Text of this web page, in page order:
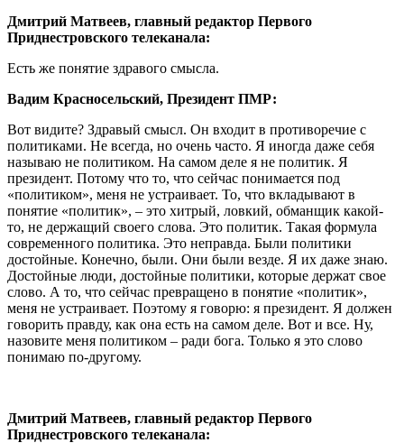
Дмитрий Матвеев, главный редактор Первого
Приднестровского телеканала:
Есть же понятие здравого смысла.
Вадим Красносельский, Президент ПМР:
Вот видите? Здравый смысл. Он входит в противоречие с
политиками. Не всегда, но очень часто. Я иногда даже себя
называю не политиком. На самом деле я не политик. Я
президент. Потому что то, что сейчас понимается под
«политиком», меня не устраивает. То, что вкладывают в
понятие «политик», – это хитрый, ловкий, обманщик какой-
то, не держащий своего слова. Это политик. Такая формула
современного политика. Это неправда. Были политики
достойные. Конечно, были. Они были везде. Я их даже знаю.
Достойные люди, достойные политики, которые держат свое
слово. А то, что сейчас превращено в понятие «политик»,
меня не устраивает. Поэтому я говорю: я президент. Я должен
говорить правду, как она есть на самом деле. Вот и все. Ну,
назовите меня политиком – ради бога. Только я это слово
понимаю по-другому.
Дмитрий Матвеев, главный редактор Первого
Приднестровского телеканала: